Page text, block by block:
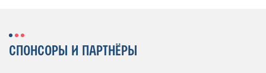
СПОНСОРЫ И ПАРТНЁРЫ